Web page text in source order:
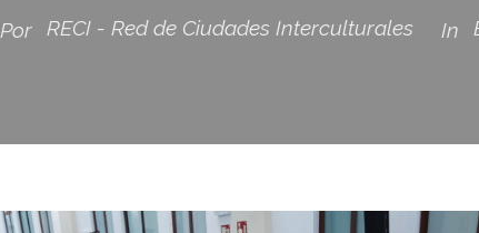
Por RECI - Red de Ciudades Interculturales In